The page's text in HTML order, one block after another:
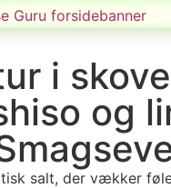
i
og
salt, der vækker